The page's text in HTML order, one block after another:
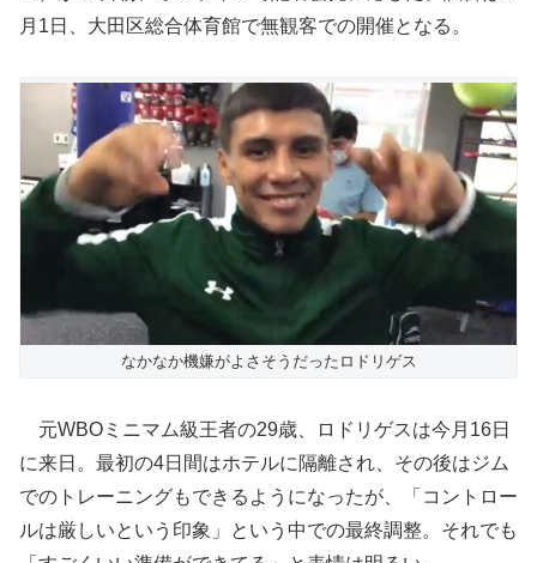
月1日、大田区総合体育館で無観客での開催となる。
なかなか機嫌がよさそうだったロドリゲス
元WBOミニマム級王者の29歳、ロドリゲスは今月16日
に来日。最初の4日間はホテルに隔離され、その後はジム
でのトレーニングもできるようになったが、「コントロー
ルは厳しいという印象」という中での最終調整。それでも